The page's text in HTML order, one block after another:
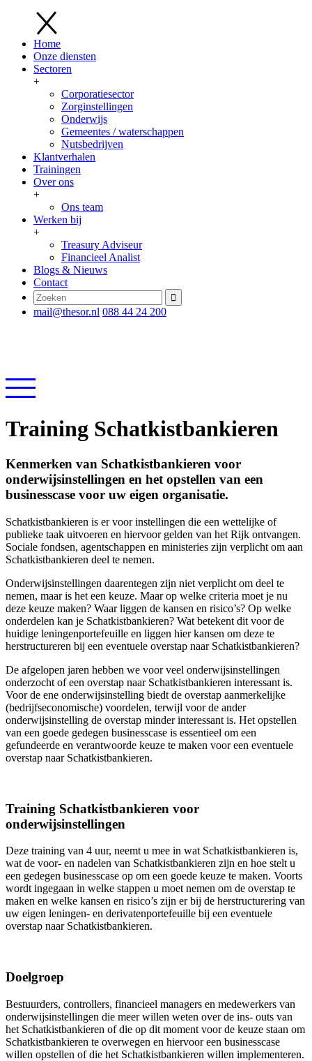
Home
Onze diensten
Sectoren
+
Corporatiesector
Zorginstellingen
Onderwijs
Gemeentes / waterschappen
Nutsbedrijven
Klantverhalen
Trainingen
Over ons
+
Ons team
Werken bij
+
Treasury Adviseur
Financieel Analist
Blogs & Nieuws
Contact
mail@thesor.nl 088 44 24 200
Training Schatkistbankieren
Kenmerken van Schatkistbankieren voor
onderwijsinstellingen en het opstellen van een
businesscase voor uw eigen organisatie.
Schatkistbankieren is er voor instellingen die een wettelijke of
publieke taak uitvoeren en hiervoor gelden van het Rijk ontvangen.
Sociale fondsen, agentschappen en ministeries zijn verplicht om aan
Schatkistbankieren deel te nemen.
Onderwijsinstellingen daarentegen zijn niet verplicht om deel te
nemen, maar is het een keuze. Maar op welke criteria moet je nu
deze keuze maken? Waar liggen de kansen en risico’s? Op welke
onderdelen kan je Schatkistbankieren? Wat betekent dit voor de
huidige leningenportefeuille en liggen hier kansen om deze te
herstructureren bij een eventuele overstap naar Schatkistbankieren?
De afgelopen jaren hebben we voor veel onderwijsinstellingen
onderzocht of een overstap naar Schatkistbankieren interessant is.
Voor de ene onderwijsinstelling biedt de overstap aanmerkelijke
(bedrijfseconomische) voordelen, terwijl voor de ander
onderwijsinstelling de overstap minder interessant is. Het opstellen
van een goede gedegen businesscase is essentieel om een
gefundeerde en verantwoorde keuze te maken voor een eventuele
overstap naar Schatkistbankieren.
Training Schatkistbankieren voor
onderwijsinstellingen
Deze training van 4 uur, neemt u mee in wat Schatkistbankieren is,
wat de voor- en nadelen van Schatkistbankieren zijn en hoe stelt u
een gedegen businesscase op om een goede keuze te maken. Voorts
wordt ingegaan in welke stappen u moet nemen om de overstap te
maken en welke kansen en risico’s zijn er bij de herstructurering van
uw eigen leningen- en derivatenportefeuille bij een eventuele
overstap naar Schatkistbankieren.
Doelgroep
Bestuurders, controllers, financieel managers en medewerkers van
onderwijsinstellingen die meer willen weten over de ins- outs van
het Schatkistbankieren of die op dit moment voor de keuze staan om
Schatkistbankieren te overwegen en hiervoor een businesscase
willen opstellen of die het Schatkistbankieren willen implementeren.